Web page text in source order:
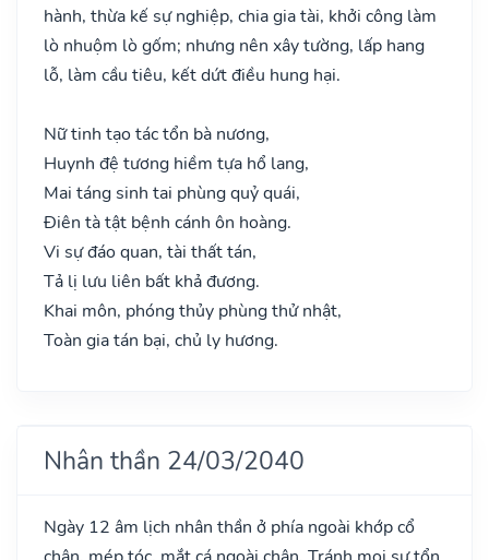
hành, thừa kế sự nghiệp, chia gia tài, khởi công làm
lò nhuộm lò gốm; nhưng nên xây tường, lấp hang
lỗ, làm cầu tiêu, kết dứt điều hung hại.
Nữ tinh tạo tác tổn bà nương,
Huynh đệ tương hiềm tựa hổ lang,
Mai táng sinh tai phùng quỷ quái,
Điên tà tật bệnh cánh ôn hoàng.
Vi sự đáo quan, tài thất tán,
Tả lị lưu liên bất khả đương.
Khai môn, phóng thủy phùng thử nhật,
Toàn gia tán bại, chủ ly hương.
Nhân thần 24/03/2040
Ngày 12 âm lịch nhân thần ở phía ngoài khớp cổ